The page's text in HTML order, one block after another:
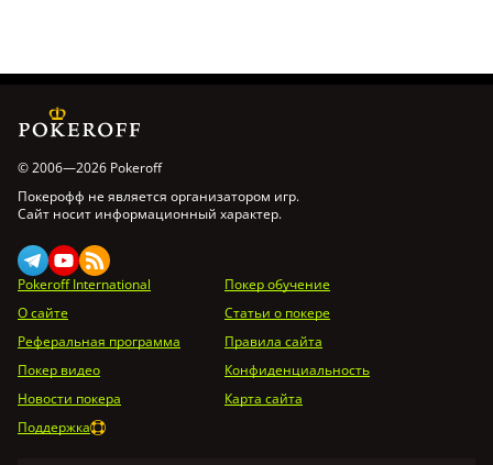
© 2006—2026 Pokeroff
Покерофф не является организатором игр.
Сайт носит информационный характер.
Pokeroff International
Покер обучение
О сайте
Статьи о покере
Реферальная программа
Правила сайта
Покер видео
Конфиденциальность
Новости покера
Карта сайта
Поддержка